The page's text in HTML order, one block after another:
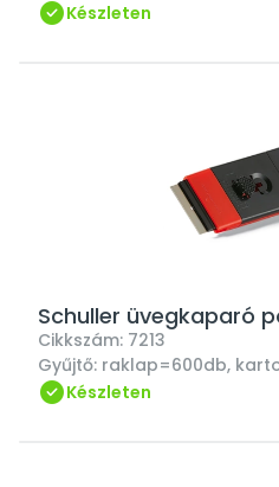
Készleten
Schuller üvegkaparó
Cikkszám: 7213
Gyűjtő: raklap=600db,
Készleten